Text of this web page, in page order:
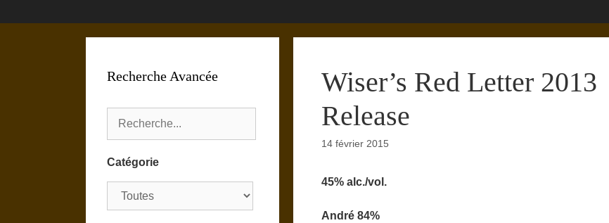
Wiser’s Red Letter 2013
Release
14 février 2015
45% alc./vol.
André 84%
Recherche Avancée
Catégorie